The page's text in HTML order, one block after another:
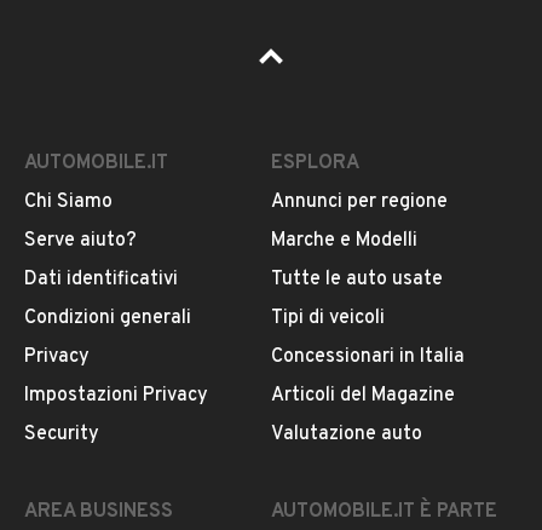
AUTOMOBILE.IT
Chi Siamo
Serve aiuto?
Dati identificativi
Condizioni generali
Privacy
Impostazioni Privacy
Security
ESPLORA
Annunci per regione
Marche e Modelli
Tutte le auto usate
Tipi di veicoli
Concessionari in Italia
Articoli del Magazine
Valutazione auto
AREA BUSINESS
AUTOMOBILE.IT È PARTE